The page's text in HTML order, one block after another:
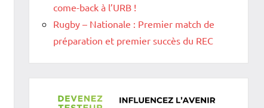
come-back à l’URB !
Rugby – Nationale : Premier match de
préparation et premier succès du REC